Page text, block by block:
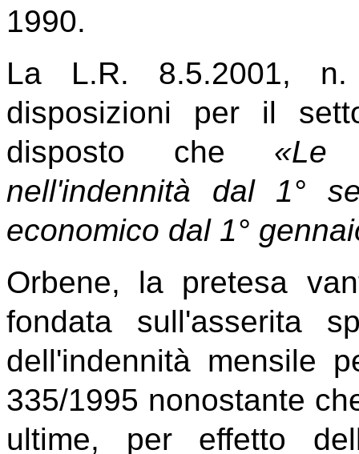
1990.
La L.R. 8.5.2001,
disposizioni per il
disposto che «Le
nell'indennità dal 1°
economico dal 1°
Orbene, la pretesa
fondata sull'asserita
dell'indennità mensile
335/1995 nonostante
ultime, per effetto